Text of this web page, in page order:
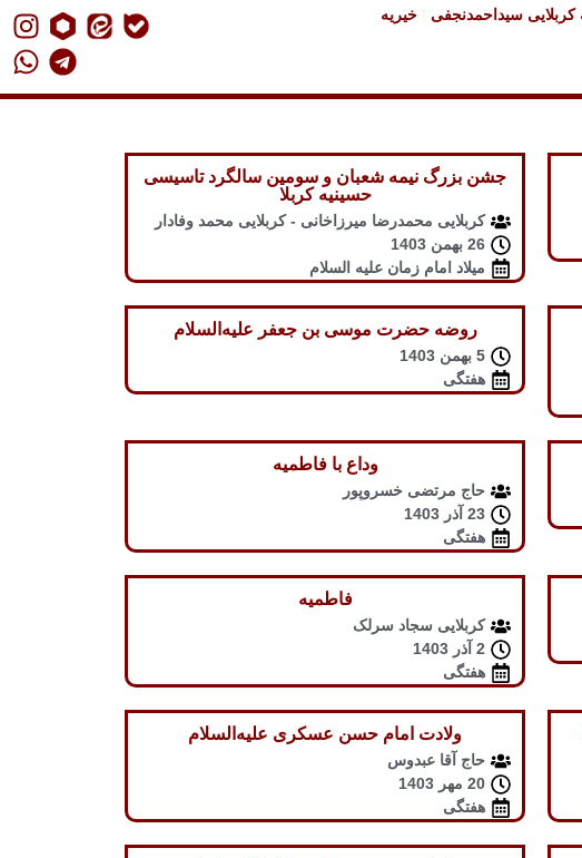
کربلایی سیداحمدنجفی خیریه
جشن بزرگ نیمه شعبان و سومین سالگرد تاسیسی
حسینیه کربلا
کربلایی محمدرضا میرزاخانی - کربلایی محمد وفادار
26 بهمن 1403
میلاد امام زمان علیه السلام
روضه حضرت موسی بن جعفر علیه‌السلام
5 بهمن 1403
هفتگی
وداع با فاطمیه
حاج مرتضی خسروپور
23 آذر 1403
هفتگی
فاطمیه
کربلایی سجاد سرلک
2 آذر 1403
هفتگی
ولادت امام حسن عسکری علیه‌السلام
حاج آقا عبدوس
20 مهر 1403
هفتگی